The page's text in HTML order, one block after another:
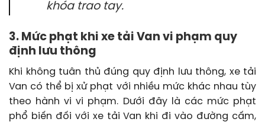
khóa trao tay.
3. Mức phạt khi xe tải Van vi phạm quy
định lưu thông
Khi không tuân thủ đúng quy định lưu thông, xe tải
Van có thể bị xử phạt với nhiều mức khác nhau tùy
theo hành vi vi phạm. Dưới đây là các mức phạt
phổ biến đối với xe tải Van khi đi vào đường cấm,